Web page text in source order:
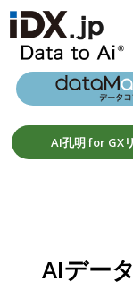
AI孔明 for GX
AIデー